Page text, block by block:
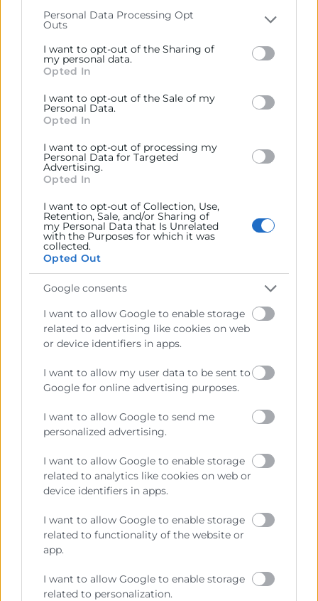
Please note that this website/app uses one or more
Google services and may gather and store information
including but not limited to your visit or usage
behaviour. You may click to grant or deny consent to
below specified purposes in below Google consent
section.
Personal Data Processing Opt
Outs
I want to opt-out of the Sharing of
my personal data.
Opted In
I want to opt-out of the Sale of my
Personal Data.
Opted In
I want to opt-out of processing my
Personal Data for Targeted
Advertising.
Opted In
I want to opt-out of Collection, Use,
Retention, Sale, and/or Sharing of
my Personal Data that Is Unrelated
with the Purposes for which it was
collected.
Opted Out
Google consents
I want to allow Google to enable storage
related to advertising like cookies on web
or device identifiers in apps.
I want to allow my user data to be sent to
Google for online advertising purposes.
I want to allow Google to send me
personalized advertising.
I want to allow Google to enable storage
related to analytics like cookies on web or
device identifiers in apps.
I want to allow Google to enable storage
related to functionality of the website or
app.
I want to allow Google to enable storage
related to personalization.
de *Eurochambres, qui va traslladar a Teresa Ribera, la
finançament per a projectes de descarbonització i
accés a una energia assequible. Creada en 1958,
europees, i actua com la veu de les Cambres i de la
comunitat empresarial a Europa. Esta xarxa europea
representen a més de 20 milions d’empreses a
Europa i té membres de 45 països.
Recursos vinculats
José Vicente Morata, Teresa Ribera i Vladimir
Dlouhý (Imagen)
Cámara València es una corporación de derecho público,
colaboradora de las Administraciones Públicas, dedicada a:
Prestar servicios a las empresas.
Representar, promocionar y defender los intereses
generales del comercio, la industria y la navegación.
previstas en la Ley, o que puedan encomendar y
delegar las Administraciones Públicas.